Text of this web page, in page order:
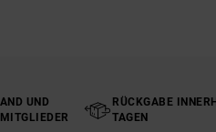
UND
RÜCKGABE
TAGEN